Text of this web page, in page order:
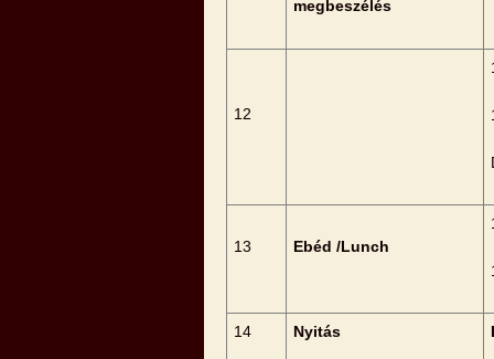
megbeszélés
12
13 Ebéd /Lunch
14 Nyitás